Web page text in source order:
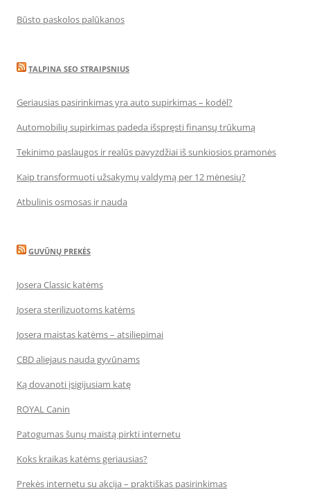
Būsto paskolos palūkanos
TALPINA SEO STRAIPSNIUS
Geriausias pasirinkimas yra auto supirkimas – kodėl?
Automobilių supirkimas padeda išspręsti finansų trūkumą
Tekinimo paslaugos ir realūs pavyzdžiai iš sunkiosios pramonės
Kaip transformuoti užsakymų valdymą per 12 mėnesių?
Atbulinis osmosas ir nauda
GUVŪNŲ PREKĖS
Josera Classic katėms
Josera sterilizuotoms katėms
Josera maistas katėms – atsiliepimai
CBD aliejaus nauda gyvūnams
Ką dovanoti įsigijusiam katę
ROYAL Canin
Patogumas šunų maistą pirkti internetu
Koks kraikas katėms geriausias?
Prekės internetu su akcija – praktiškas pasirinkimas